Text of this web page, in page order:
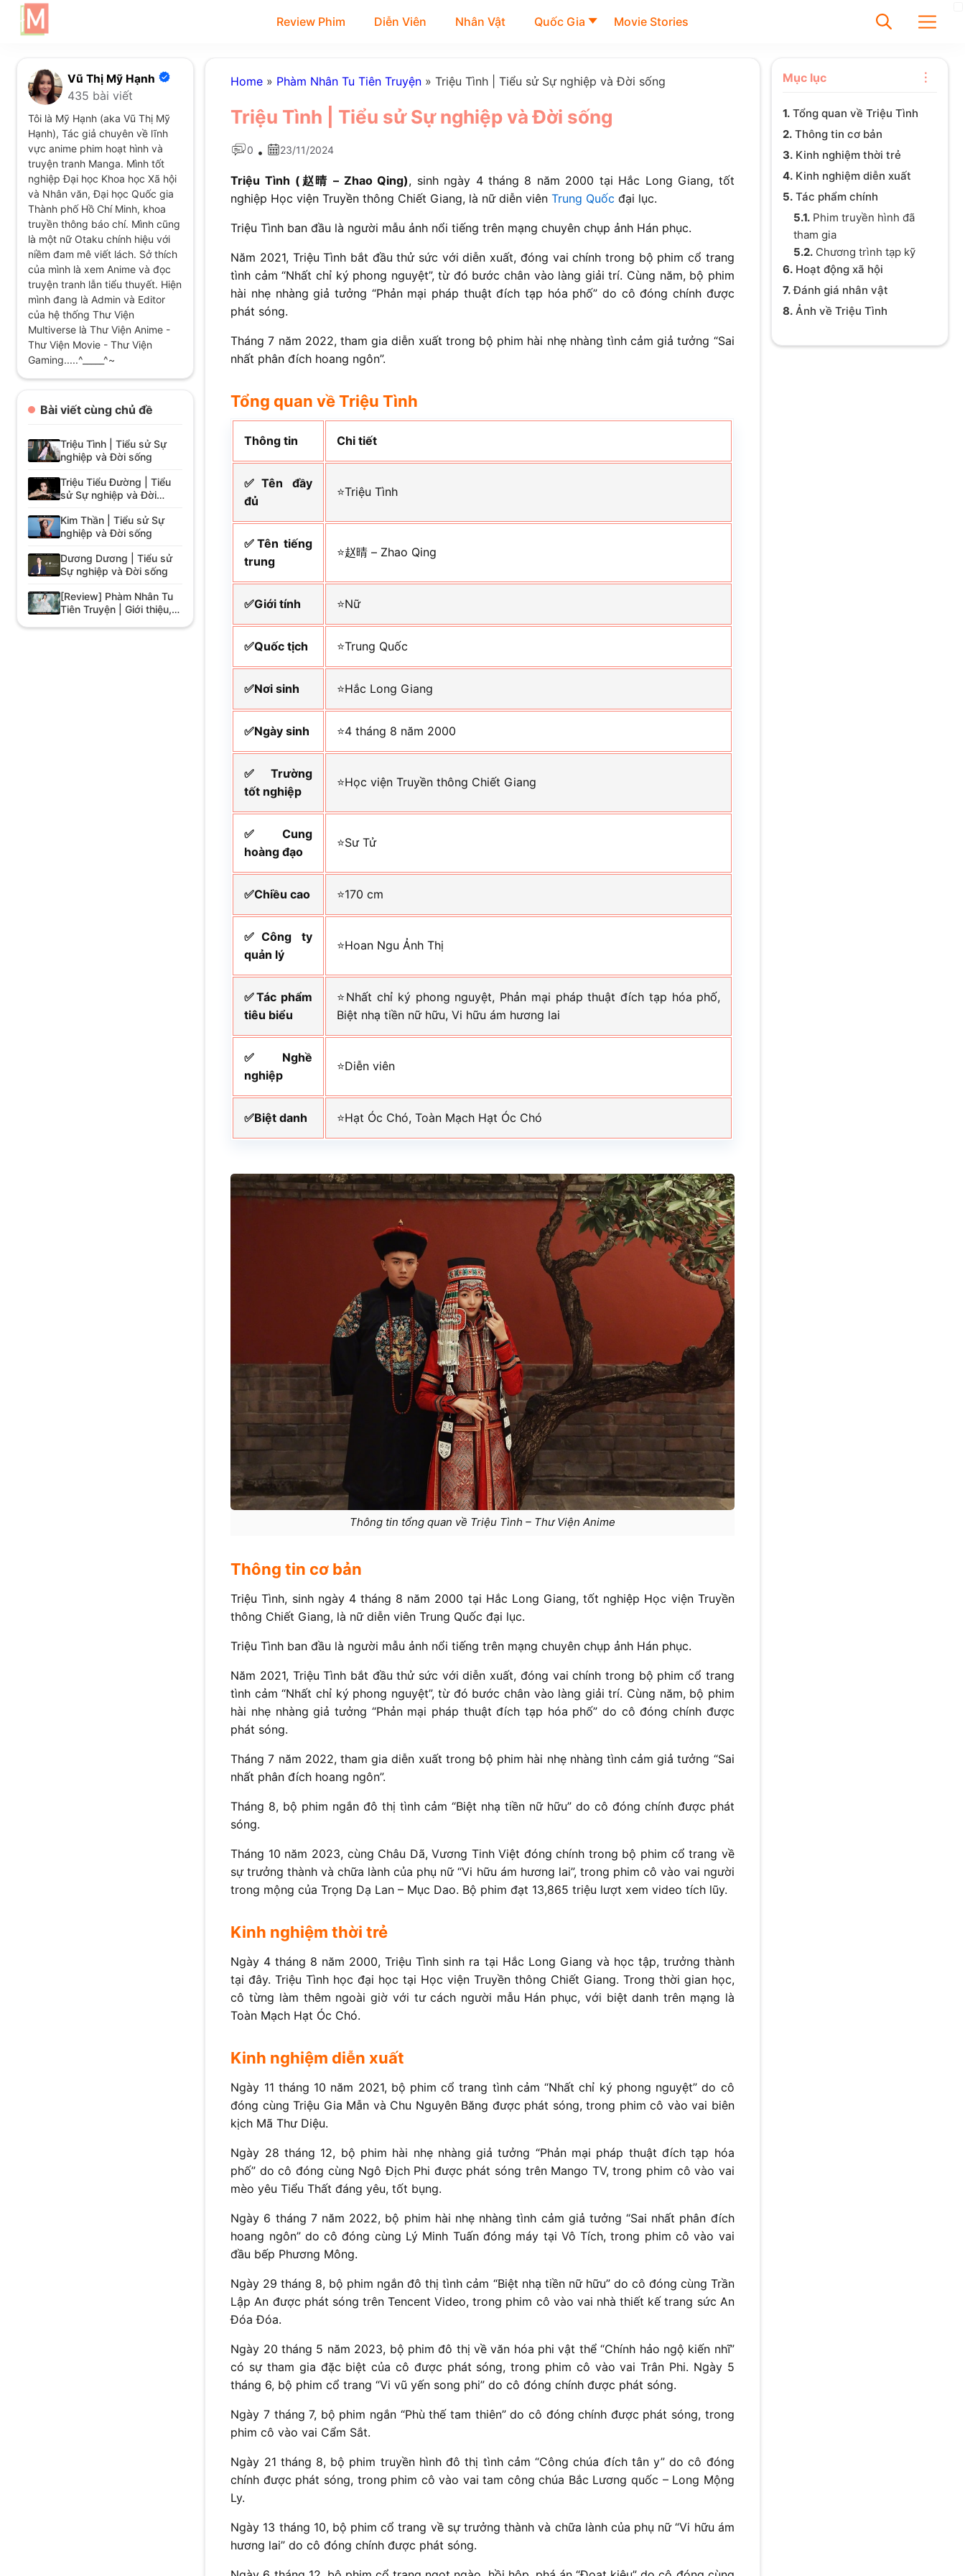
Review Phim Diễn Viên Nhân Vật Quốc Gia Movie Stories
Chưa có bài viết được tìm
thấy
Vũ Thị Mỹ Hạnh
435 bài viết
Tôi là Mỹ Hạnh (aka Vũ Thị Mỹ
Hạnh), Tác giả chuyên về lĩnh
vực anime phim hoạt hình và
truyện tranh Manga. Mình tốt
nghiệp Đại học Khoa học Xã hội
và Nhân văn, Đại học Quốc gia
Thành phố Hồ Chí Minh, khoa
truyền thông báo chí. Mình cũng
là một nữ Otaku chính hiệu với
niềm đam mê viết lách. Sở thích
của mình là xem Anime và đọc
truyện tranh lẫn tiểu thuyết. Hiện
mình đang là Admin và Editor
của hệ thống Thư Viện
Multiverse là Thư Viện Anime -
Thư Viện Movie - Thư Viện
Gaming.....^_____^~
Bài viết cùng chủ đề
Triệu Tình | Tiểu sử Sự
nghiệp và Đời sống
Triệu Tiểu Đường | Tiểu
sử Sự nghiệp và Đời
Kim Thần | Tiểu sử Sự
nghiệp và Đời sống
Dương Dương | Tiểu sử
Sự nghiệp và Đời sống
[Review] Phàm Nhân Tu
Tiên Truyện | Giới thiệu,
Home » Phàm Nhân Tu Tiên Truyện »Triệu Tình | Tiểu sử Sự nghiệp và Đời sống
Triệu Tình | Tiểu sử Sự nghiệp và Đời sống
0 • 23/11/2024
Triệu Tình (赵晴 – Zhao Qing), sinh ngày 4 tháng 8 năm 2000 tại Hắc Long Giang, tốt
nghiệp Học viện Truyền thông Chiết Giang, là nữ diễn viênTrung Quốc đại lục.
Triệu Tình ban đầu là người mẫu ảnh nổi tiếng trên mạng chuyên chụp ảnh Hán phục.
Năm 2021, Triệu Tình bắt đầu thử sức với diễn xuất, đóng vai chính trong bộ phim cổ trang
tình cảm “Nhất chỉ ký phong nguyệt”, từ đó bước chân vào làng giải trí. Cùng năm, bộ phim
hài nhẹ nhàng giả tưởng “Phản mại pháp thuật đích tạp hóa phố” do cô đóng chính được
phát sóng.
Tháng 7 năm 2022, tham gia diễn xuất trong bộ phim hài nhẹ nhàng tình cảm giả tưởng “Sai
nhất phân đích hoang ngôn”.
Tổng quan về Triệu Tình
Thông tin Chi tiết
✅Tên đầy
đủ
⭐Triệu Tình
✅Tên tiếng
trung
⭐赵晴 – Zhao Qing
✅Giới tính ⭐Nữ
✅Quốc tịch ⭐Trung Quốc
✅Nơi sinh ⭐Hắc Long Giang
✅Ngày sinh ⭐4 tháng 8 năm 2000
✅Trường
tốt nghiệp
⭐Học viện Truyền thông Chiết Giang
✅Cung
hoàng đạo
⭐Sư Tử
✅Chiều cao ⭐170 cm
✅Công ty
quản lý
⭐Hoan Ngu Ảnh Thị
✅Tác phẩm
tiêu biểu
⭐Nhất chỉ ký phong nguyệt, Phản mại pháp thuật đích tạp hóa phố,
Biệt nhạ tiền nữ hữu, Vi hữu ám hương lai
✅Nghề
nghiệp
⭐Diễn viên
✅Biệt danh ⭐Hạt Óc Chó, Toàn Mạch Hạt Óc Chó
Thông tin tổng quan về Triệu Tình – Thư Viện Anime
Thông tin cơ bản
Triệu Tình, sinh ngày 4 tháng 8 năm 2000 tại Hắc Long Giang, tốt nghiệp Học viện Truyền
thông Chiết Giang, là nữ diễn viên Trung Quốc đại lục.
Triệu Tình ban đầu là người mẫu ảnh nổi tiếng trên mạng chuyên chụp ảnh Hán phục.
Năm 2021, Triệu Tình bắt đầu thử sức với diễn xuất, đóng vai chính trong bộ phim cổ trang
tình cảm “Nhất chỉ ký phong nguyệt”, từ đó bước chân vào làng giải trí. Cùng năm, bộ phim
hài nhẹ nhàng giả tưởng “Phản mại pháp thuật đích tạp hóa phố” do cô đóng chính được
phát sóng.
Tháng 7 năm 2022, tham gia diễn xuất trong bộ phim hài nhẹ nhàng tình cảm giả tưởng “Sai
nhất phân đích hoang ngôn”.
Tháng 8, bộ phim ngắn đô thị tình cảm “Biệt nhạ tiền nữ hữu” do cô đóng chính được phát
sóng.
Tháng 10 năm 2023, cùng Châu Dã, Vương Tinh Việt đóng chính trong bộ phim cổ trang về
sự trưởng thành và chữa lành của phụ nữ “Vi hữu ám hương lai”, trong phim cô vào vai người
trong mộng của Trọng Dạ Lan – Mục Dao. Bộ phim đạt 13,865 triệu lượt xem video tích lũy.
Kinh nghiệm thời trẻ
Ngày 4 tháng 8 năm 2000, Triệu Tình sinh ra tại Hắc Long Giang và học tập, trưởng thành
tại đây. Triệu Tình học đại học tại Học viện Truyền thông Chiết Giang. Trong thời gian học,
cô từng làm thêm ngoài giờ với tư cách người mẫu Hán phục, với biệt danh trên mạng là
Toàn Mạch Hạt Óc Chó.
Kinh nghiệm diễn xuất
Ngày 11 tháng 10 năm 2021, bộ phim cổ trang tình cảm “Nhất chỉ ký phong nguyệt” do cô
đóng cùng Triệu Gia Mẫn và Chu Nguyên Băng được phát sóng, trong phim cô vào vai biên
kịch Mã Thư Diệu.
Ngày 28 tháng 12, bộ phim hài nhẹ nhàng giả tưởng “Phản mại pháp thuật đích tạp hóa
phố” do cô đóng cùng Ngô Địch Phi được phát sóng trên Mango TV, trong phim cô vào vai
mèo yêu Tiểu Thất đáng yêu, tốt bụng.
Ngày 6 tháng 7 năm 2022, bộ phim hài nhẹ nhàng tình cảm giả tưởng “Sai nhất phân đích
hoang ngôn” do cô đóng cùng Lý Minh Tuấn đóng máy tại Vô Tích, trong phim cô vào vai
đầu bếp Phương Mông.
Ngày 29 tháng 8, bộ phim ngắn đô thị tình cảm “Biệt nhạ tiền nữ hữu” do cô đóng cùng Trần
Lập An được phát sóng trên Tencent Video, trong phim cô vào vai nhà thiết kế trang sức An
Đóa Đóa.
Ngày 20 tháng 5 năm 2023, bộ phim đô thị về văn hóa phi vật thể “Chính hảo ngộ kiến nhĩ”
có sự tham gia đặc biệt của cô được phát sóng, trong phim cô vào vai Trân Phi. Ngày 5
tháng 6, bộ phim cổ trang “Vi vũ yến song phi” do cô đóng chính được phát sóng.
Ngày 7 tháng 7, bộ phim ngắn “Phù thế tam thiên” do cô đóng chính được phát sóng, trong
phim cô vào vai Cẩm Sắt.
Ngày 21 tháng 8, bộ phim truyền hình đô thị tình cảm “Công chúa đích tân y” do cô đóng
chính được phát sóng, trong phim cô vào vai tam công chúa Bắc Lương quốc – Long Mộng
Ly.
Ngày 13 tháng 10, bộ phim cổ trang về sự trưởng thành và chữa lành của phụ nữ “Vi hữu ám
hương lai” do cô đóng chính được phát sóng.
Mục lục
1.Tổng quan về Triệu Tình
2.Thông tin cơ bản
3.Kinh nghiệm thời trẻ
4.Kinh nghiệm diễn xuất
5.Tác phẩm chính
5.1.Phim truyền hình đã
tham gia
5.2.Chương trình tạp kỹ
6.Hoạt động xã hội
7.Đánh giá nhân vật
8.Ảnh về Triệu Tình